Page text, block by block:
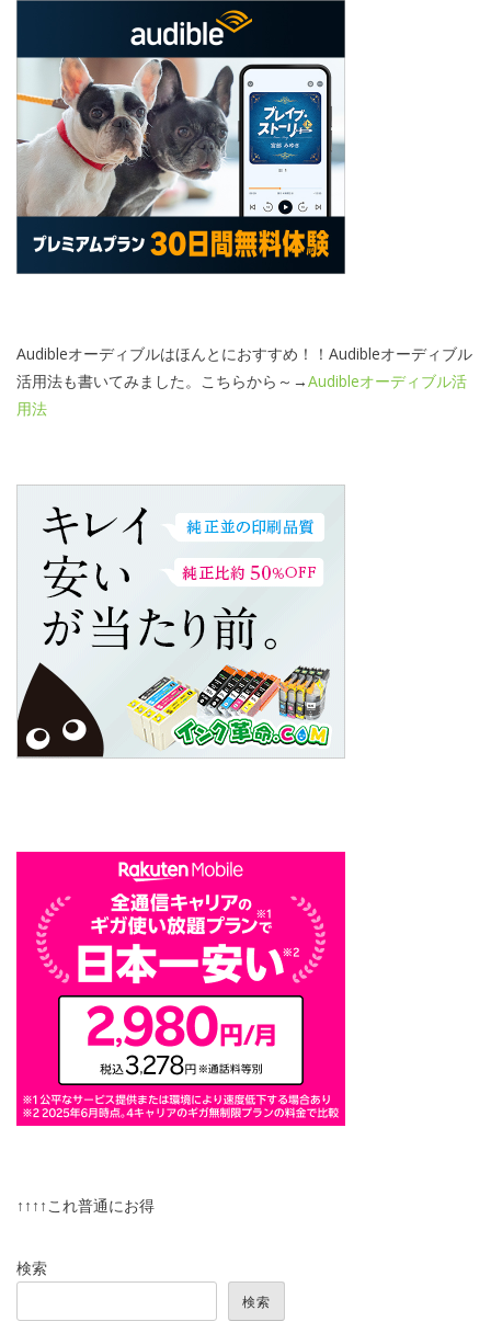
Audibleオーディブルはほんとにおすすめ！！Audibleオーディブル
活用法も書いてみました。こちらから～→Audibleオーディブル活
用法
↑↑↑↑これ普通にお得
検索
検索